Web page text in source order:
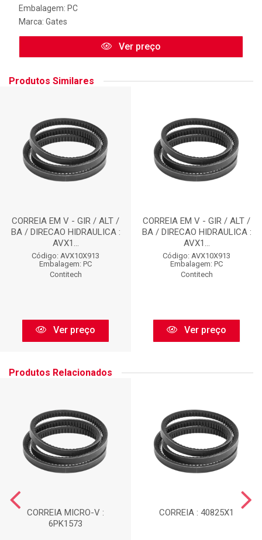
Embalagem: PC
Marca: Gates
Ver preço
Produtos Similares
CORREIA EM V - GIR / ALT /
BA / DIRECAO HIDRAULICA :
AVX1...
Código: AVX10X913
Embalagem: PC
Contitech
Ver preço
CORREIA EM V - GIR / ALT /
BA / DIRECAO HIDRAULICA :
AVX1...
Código: AVX10X913
Embalagem: PC
Contitech
Ver preço
Produtos Relacionados
CORREIA MICRO-V :
6PK1573
CORREIA : 40825X1